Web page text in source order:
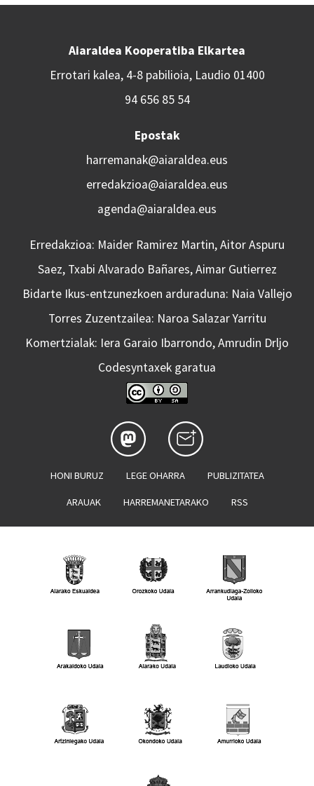
Aiaraldea Kooperatiba Elkartea
Errotari kalea, 4-8 pabilioia, Laudio 01400
94 656 85 54
Epostak
harremanak@aiaraldea.eus
erredakzioa@aiaraldea.eus
agenda@aiaraldea.eus
Erredakzioa: Maider Ramirez Martin, Aitor Aspuru
Saez, Txabi Alvarado Bañares, Aimar Gutierrez
Bidarte Ikus-entzunezkoen arduraduna: Naia Vallejo
Torres Zuzentzailea: Naroa Salazar Yarritu
Komertzialak: Iera Garaio Ibarrondo, Amrudin Drljo
Codesyntaxek garatua
HONI BURUZ LEGE OHARRA PUBLIZITATEA
ARAUAK HARREMANETARAKO RSS